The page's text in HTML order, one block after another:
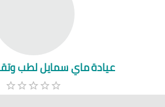
عيادة ماي سمايل لطب